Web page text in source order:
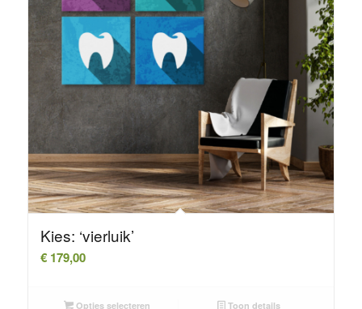
Kies: ‘vierluik’
€179,00
Opties selecteren Toon details